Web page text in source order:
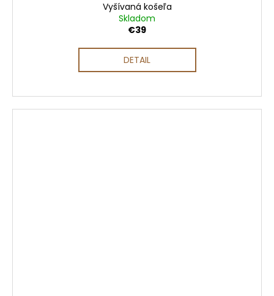
Vyšívaná košeľa
Skladom
€39
DETAIL